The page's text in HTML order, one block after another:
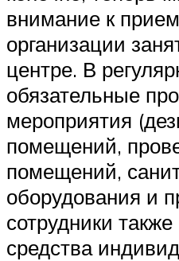
внимание к
организации
центре. В
обязательные
мероприятия
помещений,
помещений,
оборудования и
сотрудники
средства